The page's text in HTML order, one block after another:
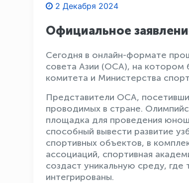
2 Декабря 2024
Официальное
Сегодня в онлайн-формате
совета Азии (ОСА), на котором
комитета и Министерства
Представители ОСА,
проводимых в стране.
площадка для проведения
способный вывести развитие
спортивных объектов, в
ассоциаций, спортивная
создаст уникальную среду,
интегрированы.